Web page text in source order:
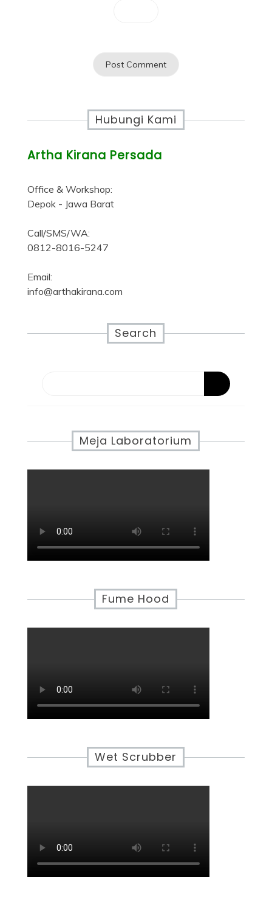
Hubungi Kami
Artha Kirana Persada
Office & Workshop:
Depok - Jawa Barat
Call/SMS/WA:
0812-8016-5247
Email:
info@arthakirana.com
Search
Meja Laboratorium
Fume Hood
Wet Scrubber